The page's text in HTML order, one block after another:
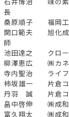
長
桑原順子 福岡工
関口範夫 旭化成
師
池田達之 クロー
柳澤恵広 ㈱カネ
寺内聖治 ライフ
柿坂雄一 片倉コ
丹羽 誠 片倉コー
畠中啓伸 ㈱成和
富久翔太 ㈱成和